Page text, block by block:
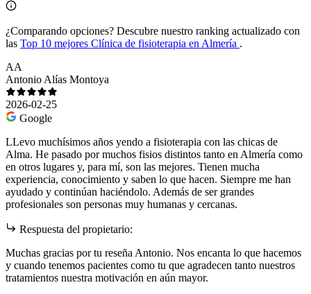
¿Comparando opciones? Descubre nuestro ranking actualizado con
las Top 10 mejores Clínica de fisioterapia en Almería .
AA
Antonio Alías Montoya
2026-02-25
Google
LLevo muchísimos años yendo a fisioterapia con las chicas de
Alma. He pasado por muchos fisios distintos tanto en Almería como
en otros lugares y, para mí, son las mejores. Tienen mucha
experiencia, conocimiento y saben lo que hacen. Siempre me han
ayudado y continúan haciéndolo. Además de ser grandes
profesionales son personas muy humanas y cercanas.
Respuesta del propietario:
Muchas gracias por tu reseña Antonio. Nos encanta lo que hacemos
y cuando tenemos pacientes como tu que agradecen tanto nuestros
tratamientos nuestra motivación en aún mayor.